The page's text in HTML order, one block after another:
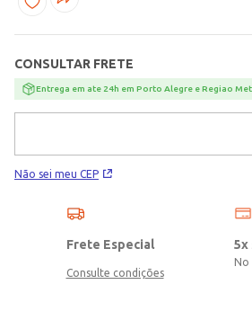
movimentos e um caimento confortável
moderno e cheio de personalidade para a
confortável e estilosa, ideal para compor
modernos para diferentes momentos do
CONSULTAR FRETE
Entrega em ate 24h em Porto Alegre e Regiao
Não sei meu CEP
Frete Especial
Consulte condições
5x
No